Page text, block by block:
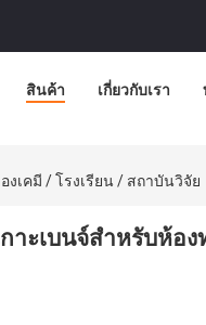
สินค้า เกี่ยวกับเรา
เคมี / โรงเรียน / สถาบันวิจัย
าะเบนจ์สําหรับห้อ